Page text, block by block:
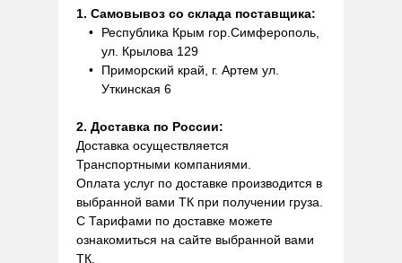
1. Самовывоз со склада поставщика:
Республика Крым гор.Симферополь,
ул. Крылова 129
Приморский край, г. Артем ул.
Уткинская 6
2. Доставка по России:
Доставка осуществляется
Транспортными компаниями.
Оплата услуг по доставке производится в
выбранной вами ТК при получении груза.
С Тарифами по доставке можете
ознакомиться на сайте выбранной вами
ТК.